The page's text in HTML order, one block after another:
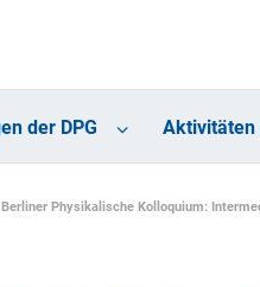
der DPG Aktivitäten
Berliner Physikalische Kolloquium: